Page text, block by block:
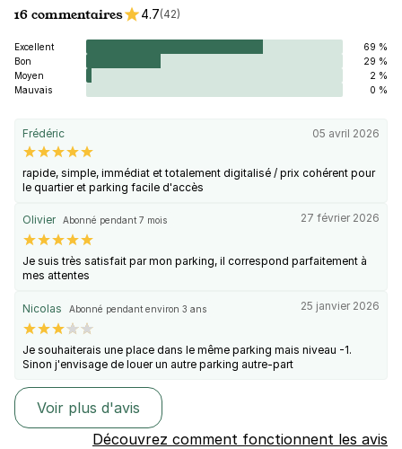
16 commentaires
4.7(42)
Excellent
69 %
Bon
29 %
Moyen
2 %
Mauvais
0 %
Frédéric 05 avril 2026
rapide, simple, immédiat et totalement digitalisé / prix cohérent pour
le quartier et parking facile d'accès
Olivier Abonné pendant 7 mois 27 février 2026
Je suis très satisfait par mon parking, il correspond parfaitement à
mes attentes
Nicolas Abonné pendant environ 3 ans 25 janvier 2026
Je souhaiterais une place dans le même parking mais niveau -1.
Sinon j'envisage de louer un autre parking autre-part
Voir plus d'avis
Découvrez comment fonctionnent les avis